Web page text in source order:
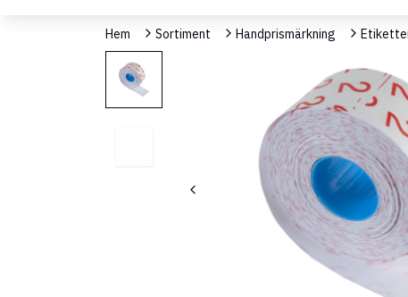
Hem Sortiment Handprismärkning